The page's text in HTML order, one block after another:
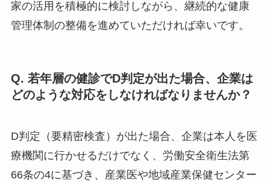
家の活用を積極的に検討しながら、継続的な健康
管理体制の整備を進めていただければ幸いです。
Q. 若年層の健診でD判定が出た場合、企業は
どのような対応をしなければなりませんか？
D判定（要精密検査）が出た場合、企業は本人を医
療機関に行かせるだけでなく、労働安全衛生法第
66条の4に基づき、産業医や地域産業保健センター